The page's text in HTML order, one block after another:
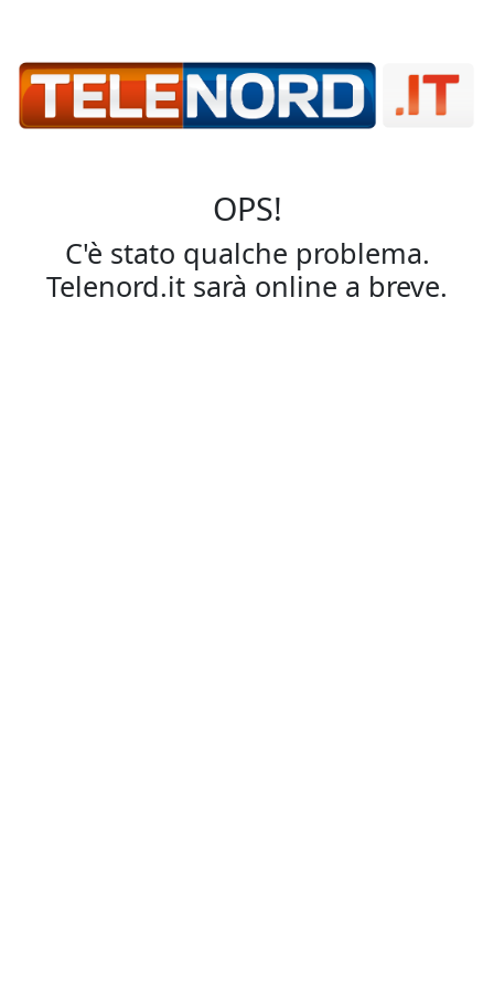
OPS!
C'è stato qualche problema.
Telenord.it sarà online a breve.